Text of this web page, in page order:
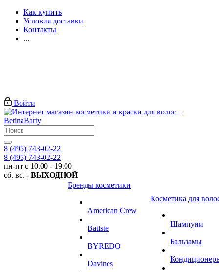
Как купить
Условия доставки
Контакты
...
Войти
8 (495) 743-02-22
8 (495) 743-02-22
пн-пт с 10.00 - 19.00
сб. вс. - ВЫХОДНОЙ
Бренды косметики
American Crew
Batiste
BYREDO
Davines
Косметика для
Шампуни
Бальзамы